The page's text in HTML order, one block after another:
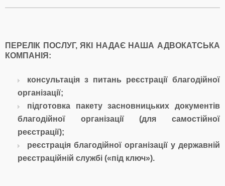
ПЕРЕЛІК ПОСЛУГ, ЯКІ НАДАЄ НАША АДВОКАТСЬКА
КОМПАНІЯ:
консультація з питань реєстрації благодійної
організації;
підготовка пакету засновницьких документів
благодійної організації (для самостійної
реєстрації);
реєстрація благодійної організації у державній
реєстраційній службі («під ключ»).